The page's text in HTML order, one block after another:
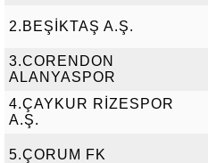
2.BEŞİKTAŞ A.Ş.
3.CORENDON
ALANYASPOR
4.ÇAYKUR RİZESPOR
A.Ş.
5.ÇORUM FK